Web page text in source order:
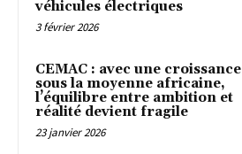
véhicules électriques
3 février 2026
CEMAC : avec une croissance
sous la moyenne africaine,
l’équilibre entre ambition et
réalité devient fragile
23 janvier 2026